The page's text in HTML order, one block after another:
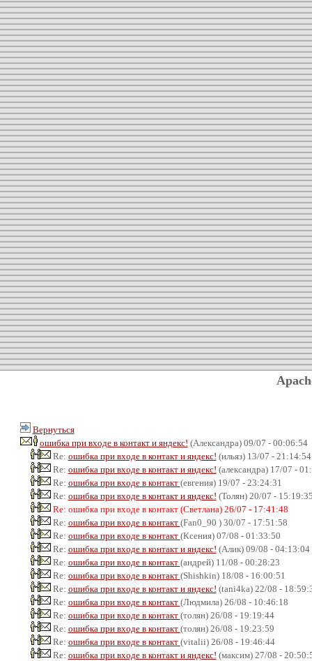
Вернуться
ошибка при входе в контакт и яндекс! (Александра) 09/07 - 00:06:54
Re: ошибка при входе в контакт и яндекс! (ильяз) 13/07 - 21:14:54
Re: ошибка при входе в контакт и яндекс! (александра) 17/07 -
Re: ошибка при входе в контакт (евгения) 19/07 - 23:24:31
Re: ошибка при входе в контакт и яндекс! (Толян) 20/07 -
Re: ошибка при входе в контакт (Светлана) 26/07 - 17:41:48
Re: ошибка при входе в контакт (Fan0_90 ) 30/07 - 17:51:58
Re: ошибка при входе в контакт (Ксения) 07/08 - 01:33:50
Re: ошибка при входе в контакт и яндекс! (Алик) 09/08 - 04:13:04
Re: ошибка при входе в контакт (андрей) 11/08 - 00:28:23
Re: ошибка при входе в контакт (Shishkin) 18/08 - 16:00:51
Re: ошибка при входе в контакт и яндекс! (tani4ka) 22/08 -
Re: ошибка при входе в контакт (Людмила) 26/08 - 10:46:18
Re: ошибка при входе в контакт (толян) 26/08 - 19:19:44
Re: ошибка при входе в контакт (толян) 26/08 - 19:23:59
Re: ошибка при входе в контакт (vitalii) 26/08 - 19:46:44
Re: ошибка при входе в контакт и яндекс! (максим) 27/08 -